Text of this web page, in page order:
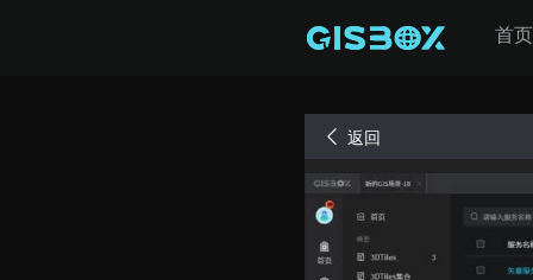
首页
返回